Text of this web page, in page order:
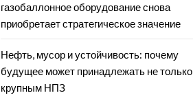
газобаллонное оборудование снова
приобретает стратегическое значение
Нефть, мусор и устойчивость: почему
будущее может принадлежать не только
крупным НПЗ